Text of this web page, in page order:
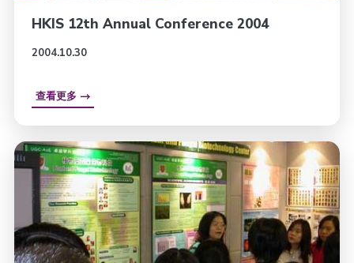
HKIS 12th Annual Conference 2004
2004.10.30
查看更多